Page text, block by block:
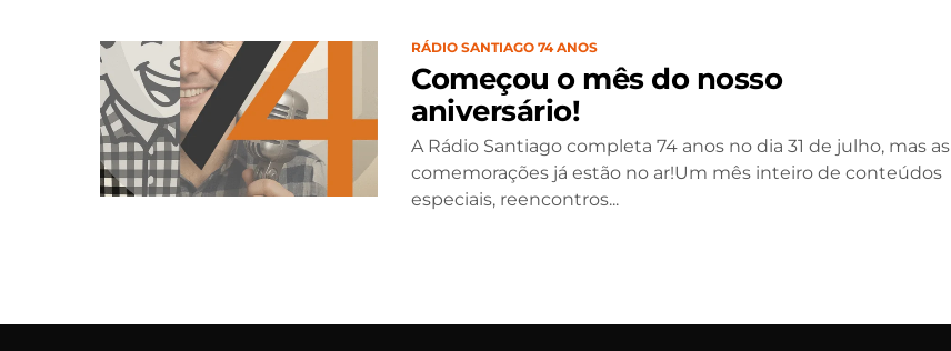
RÁDIO SANTIAGO 74 ANOS
Começou o mês do nosso
aniversário!
A Rádio Santiago completa 74 anos no dia 31 de julho, mas as
comemorações já estão no ar!Um mês inteiro de conteúdos
especiais, reencontros...